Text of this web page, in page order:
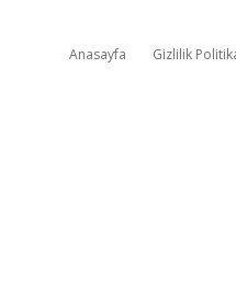
Anasayfa Gizlilik